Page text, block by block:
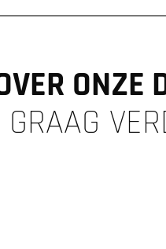
ONZE